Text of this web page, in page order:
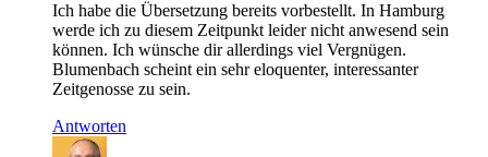
Ich habe die Übersetzung bereits vorbestellt. In Hamburg
werde ich zu diesem Zeitpunkt leider nicht anwesend sein
können. Ich wünsche dir allerdings viel Vergnügen.
Blumenbach scheint ein sehr eloquenter, interessanter
Zeitgenosse zu sein.
Antworten